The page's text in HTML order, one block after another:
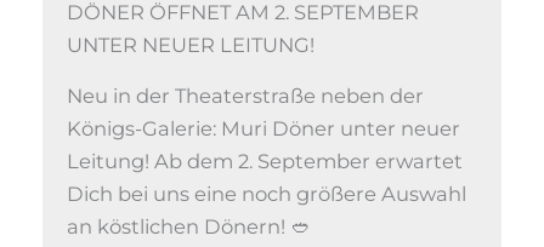
DÖNER ÖFFNET AM 2. SEPTEMBER
UNTER NEUER LEITUNG!
Neu in der Theaterstraße neben der
Königs-Galerie: Muri Döner unter neuer
Leitung! Ab dem 2. September erwartet
Dich bei uns eine noch größere Auswahl
an köstlichen Dönern! 🥙